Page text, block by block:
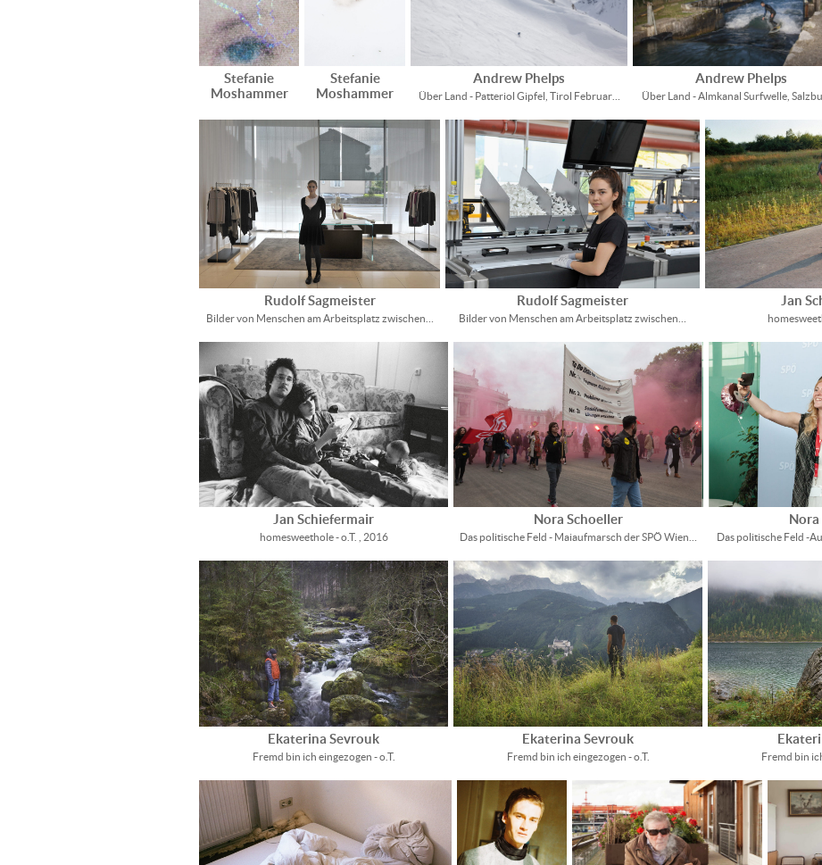
Stefanie
Moshammer
Stefanie
Moshammer
Andrew Phelps
Über Land - Patteriol Gipfel, Tirol Februar…
Andrew Phelps
Über Land - Almkanal Surfwelle,
Rudolf Sagmeister
Bilder von Menschen am Arbeitsplatz zwischen…
Rudolf Sagmeister
Bilder von Menschen am Arbeitsplatz zwischen…
Jan
Jan Schiefermair
homesweethole - o.T. , 2016
Nora Schoeller
Das politische Feld - Maiaufmarsch der SPÖ Wien…
Nora
Das politische Feld -
Ekaterina Sevrouk
Fremd bin ich eingezogen - o.T.
Ekaterina Sevrouk
Fremd bin ich eingezogen - o.T. Fremd bin